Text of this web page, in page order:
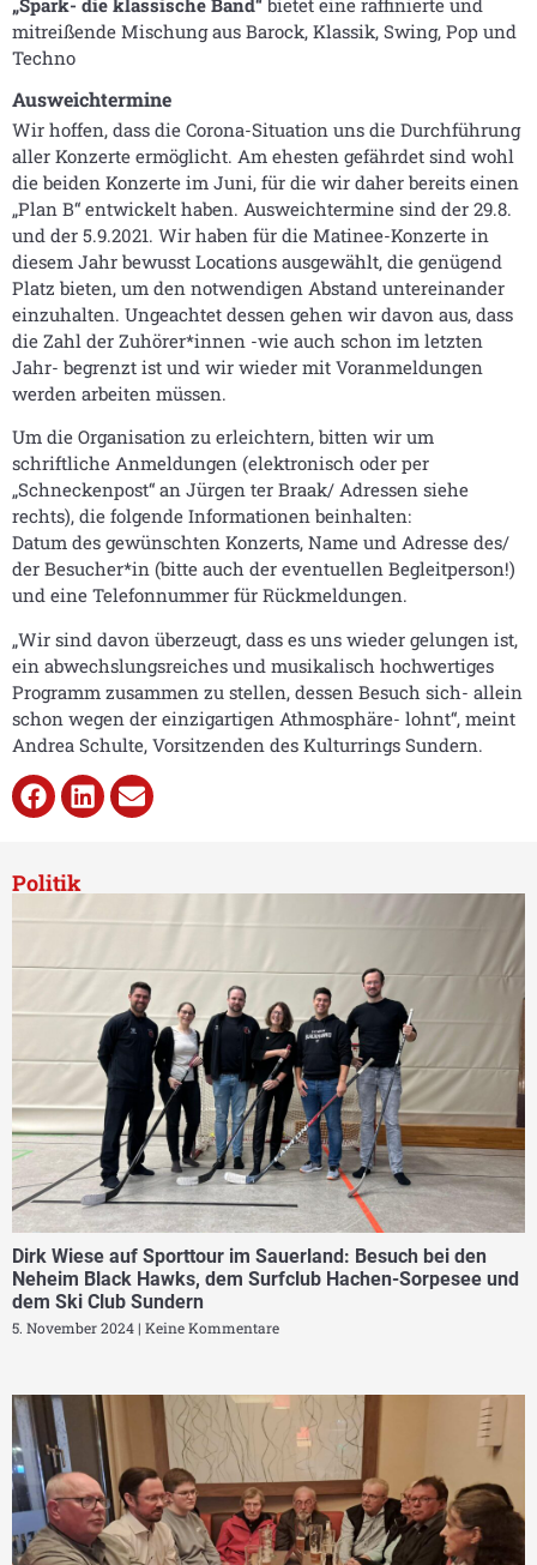
mitreißende Mischung aus Barock, Klassik, Swing, Pop und
Techno
Ausweichtermine
Wir hoffen, dass die Corona-Situation uns die Durchführung
aller Konzerte ermöglicht. Am ehesten gefährdet sind wohl
die beiden Konzerte im Juni, für die wir daher bereits einen
„Plan B“ entwickelt haben. Ausweichtermine sind der 29.8.
und der 5.9.2021. Wir haben für die Matinee-Konzerte in
diesem Jahr bewusst Locations ausgewählt, die genügend
Platz bieten, um den notwendigen Abstand untereinander
einzuhalten. Ungeachtet dessen gehen wir davon aus, dass
die Zahl der Zuhörer*innen -wie auch schon im letzten
Jahr- begrenzt ist und wir wieder mit Voranmeldungen
werden arbeiten müssen.
Um die Organisation zu erleichtern, bitten wir um
schriftliche Anmeldungen (elektronisch oder per
„Schneckenpost“ an Jürgen ter Braak/ Adressen siehe
rechts), die folgende Informationen beinhalten:
Datum des gewünschten Konzerts, Name und Adresse des/
der Besucher*in (bitte auch der eventuellen Begleitperson!)
und eine Telefonnummer für Rückmeldungen.
„Wir sind davon überzeugt, dass es uns wieder gelungen ist,
ein abwechslungsreiches und musikalisch hochwertiges
Programm zusammen zu stellen, dessen Besuch sich- allein
schon wegen der einzigartigen Athmosphäre- lohnt“, meint
Andrea Schulte, Vorsitzenden des Kulturrings Sundern.
Politik
Dirk Wiese auf Sporttour im Sauerland: Besuch bei den
Neheim Black Hawks, dem Surfclub Hachen-Sorpesee und
dem Ski Club Sundern
5. November 2024 Keine Kommentare